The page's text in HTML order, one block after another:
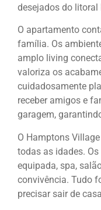
desejados do litoral
O apartamento
família. Os
amplo living
valoriza os
cuidadosamente
receber amigos e
garagem,
O Hamptons
todas as idades.
equipada, spa,
convivência. Tudo
precisar sair de